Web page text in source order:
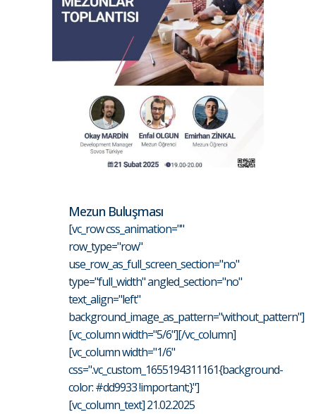
Mezun Buluşması
[vc_row css_animation=""
row_type="row"
use_row_as_full_screen_section="no"
type="full_width" angled_section="no"
text_align="left"
background_image_as_pattern="without_pattern"]
[vc_column width="5/6"][/vc_column]
[vc_column width="1/6"
css=".vc_custom_1655194311161{background-
color: #dd9933 !important;}"]
[vc_column_text] 21.02.2025